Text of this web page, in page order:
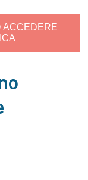
ACCEDERE